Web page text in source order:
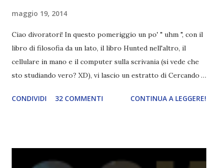
maggio 19, 2014
Ciao divoratori! In questo pomeriggio un po' " uhm ", con il
libro di filosofia da un lato, il libro Hunted nell'altro, il
cellulare in mano e il computer sulla scrivania (si vede che
sto studiando vero? XD), vi lascio un estratto di Cercando
costante nelle rubriche. Odiavo lo sport. Odiavo lo sport,
CONDIVIDI 32 COMMENTI CONTINUA A LEGGERE!